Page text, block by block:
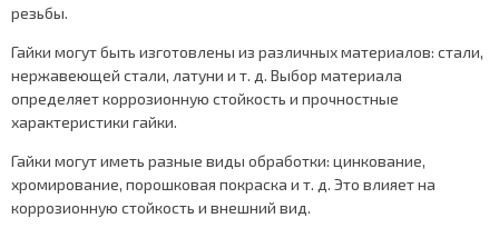
резьбы.
Гайки могут быть изготовлены из различных материалов: стали,
нержавеющей стали, латуни и т. д. Выбор материала
определяет коррозионную стойкость и прочностные
характеристики гайки.
Гайки могут иметь разные виды обработки: цинкование,
хромирование, порошковая покраска и т. д. Это влияет на
коррозионную стойкость и внешний вид.